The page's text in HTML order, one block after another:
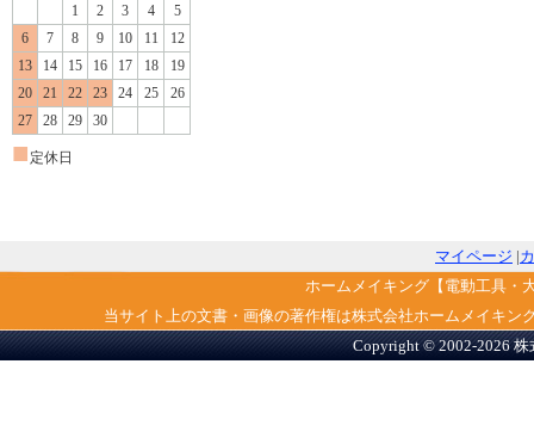
1
2 3 4
5
6
7 8 9 10 11
12
13
14 15 16 17 18
19
20
21 22 23 24 25
26
27
28 29 30
■ 定休日
マイページ |
ホームメイキング【電動工具・
当サイト上の文書・画像の著作権は株式会社ホームメイキ
Copyright © 2002-2026